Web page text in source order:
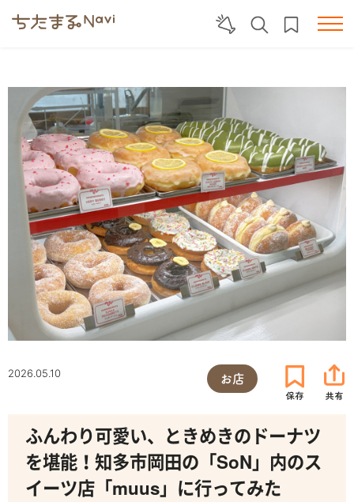
2026.05.10 お店
ふんわり可愛い、ときめきのドーナツ
を堪能！知多市岡田の「SoN」内のス
イーツ店「muus」に行ってみた